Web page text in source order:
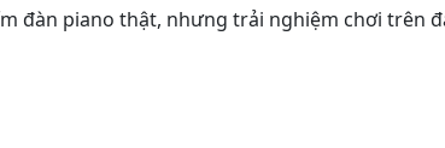
đàn piano thật, nhưng trải nghiệm chơi trên